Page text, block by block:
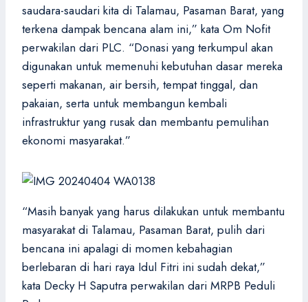
saudara-saudari kita di Talamau, Pasaman Barat, yang
terkena dampak bencana alam ini,” kata Om Nofit
perwakilan dari PLC. “Donasi yang terkumpul akan
digunakan untuk memenuhi kebutuhan dasar mereka
seperti makanan, air bersih, tempat tinggal, dan
pakaian, serta untuk membangun kembali
infrastruktur yang rusak dan membantu pemulihan
ekonomi masyarakat.”
“Masih banyak yang harus dilakukan untuk membantu
masyarakat di Talamau, Pasaman Barat, pulih dari
bencana ini apalagi di momen kebahagian
berlebaran di hari raya Idul Fitri ini sudah dekat,”
kata Decky H Saputra perwakilan dari MRPB Peduli